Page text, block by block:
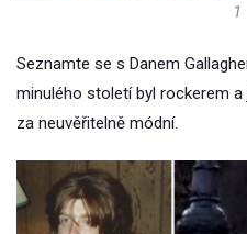
1
Seznamte se s Danem
minulého století byl rockerem
za neuvěřitelně módní.